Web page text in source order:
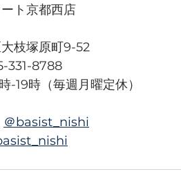
ト京都西店
枝塚原町9-52
331-8788
-19時（毎週月曜定休）
＠basist_nishi